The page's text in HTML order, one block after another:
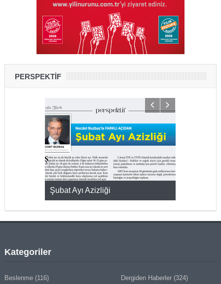
PERSPEKTİF
Şubat Ayı Azizliği
Kategoriler
Beslenme(116) Dergiden Haberler (324)